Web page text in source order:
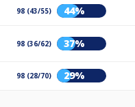
98 (43/55) 44%
98 (36/62) 37%
98 (28/70) 29%